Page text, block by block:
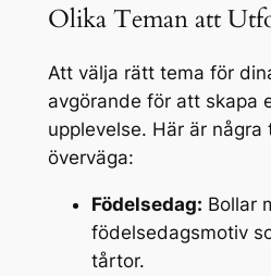
Olika Teman att
Att välja rätt tema för
avgörande för att skapa
upplevelse. Här är några
överväga:
Födelsedag: Bollar
födelsedagsmotiv
tårtor.